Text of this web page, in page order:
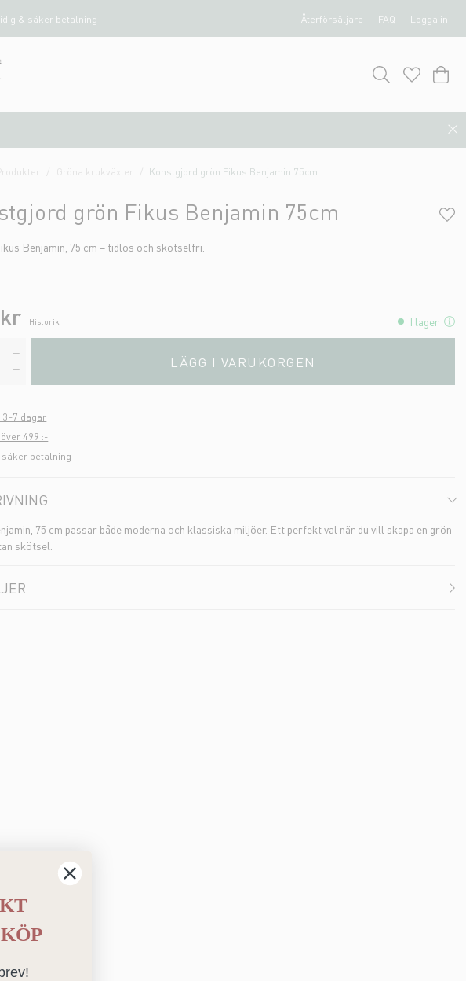
& säker betalning Återförsäljare FAQ Logga in
Produkter Gröna krukväxter Konstgjord grön Fikus Benjamin 75cm
grön Fikus Benjamin 75cm
Benjamin, 75 cm – tidlös och skötselfri.
Historik I lager
LÄGG I VARUKORGEN
3-7 dagar
499 :-
betalning
75 cm passar både moderna och klassiska miljöer. Ett perfekt val när du vill skapa en grön
skötsel.